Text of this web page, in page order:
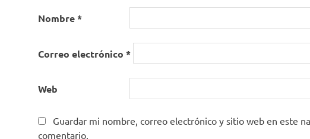
Nombre*
Correo electrónico *
Web
Guardar mi nombre, correo electrónico y sitio web en este
comentario.